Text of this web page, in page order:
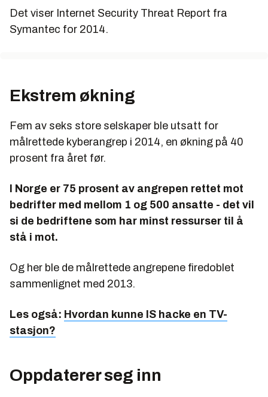
Det viser Internet Security Threat Report fra
Symantec for 2014.
Ekstrem økning
Fem av seks store selskaper ble utsatt for
målrettede kyberangrep i 2014, en økning på 40
prosent fra året før.
I Norge er 75 prosent av angrepen rettet mot
bedrifter med mellom 1 og 500 ansatte - det vil
si de bedriftene som har minst ressurser til å
stå i mot.
Og her ble de målrettede angrepene firedoblet
sammenlignet med 2013.
Les også: Hvordan kunne IS hacke en TV-
stasjon?
Oppdaterer seg inn